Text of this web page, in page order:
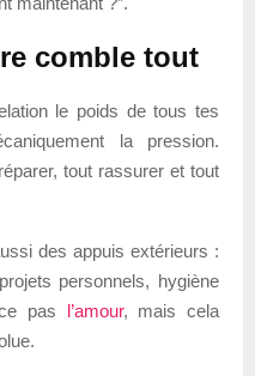
comble tout
le poids de tous tes
la pression.
tout rassurer et tout
des appuis extérieurs :
personnels, hygiène
pas l’amour, mais cela